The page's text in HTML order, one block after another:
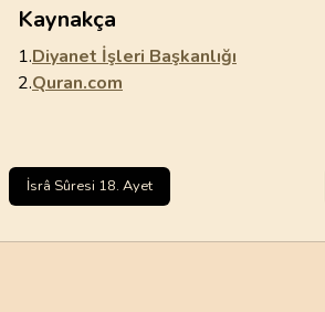
Kaynakça
1.Diyanet İşleri Başkanlığı
2.Quran.com
İsrâ Sûresi 18. Ayet